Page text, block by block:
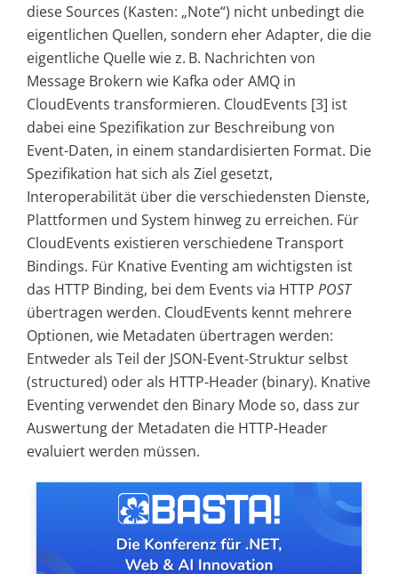
diese Sources (Kasten: „Note“) nicht unbedingt die
eigentlichen Quellen, sondern eher Adapter, die die
eigentliche Quelle wie z. B. Nachrichten von
Message Brokern wie Kafka oder AMQ in
CloudEvents transformieren. Cloud­Events [3] ist
dabei eine Spezifikation zur Beschreibung von
Event-Daten, in einem standardisierten Format. Die
Spezifikation hat sich als Ziel gesetzt,
Interoperabilität über die verschiedensten Dienste,
Plattformen und System hinweg zu erreichen. Für
CloudEvents existieren verschiedene Transport
Bindings. Für Knative Eventing am wichtigsten ist
das HTTP Binding, bei dem Events via HTTP POST
übertragen werden. CloudEvents kennt mehrere
Optionen, wie Metadaten übertragen werden:
Entweder als Teil der JSON-Event-Struktur selbst
(structured) oder als HTTP-Header (binary). Knative
Eventing verwendet den Binary Mode so, dass zur
Auswertung der Metadaten die HTTP-Header
evaluiert werden müssen.